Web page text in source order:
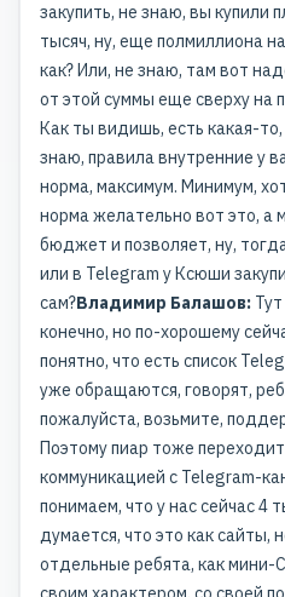
закупить, не знаю, вы купили
тысяч, ну, еще полмиллиона
как? Или, не знаю, там вот
от этой суммы еще сверху на
Как ты видишь, есть какая-
знаю, правила внутренние у
норма, максимум. Минимум,
норма желательно вот это, а
бюджет и позволяет, ну,
или в Telegram у Ксюши
сам?Владимир Балашов:
конечно, но по-хорошему
понятно, что есть список
уже обращаются, говорят,
пожалуйста, возьмите,
Поэтому пиар тоже
коммуникацией с Telegram-
понимаем, что у нас сейчас 4
думается, что это как сайты,
отдельные ребята, как мини-